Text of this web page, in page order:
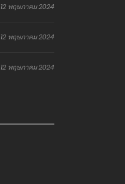
12 พฤษภาคม 2024
12 พฤษภาคม 2024
12 พฤษภาคม 2024